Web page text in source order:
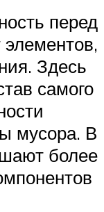
перед
Здесь
самого
мусора. В
более